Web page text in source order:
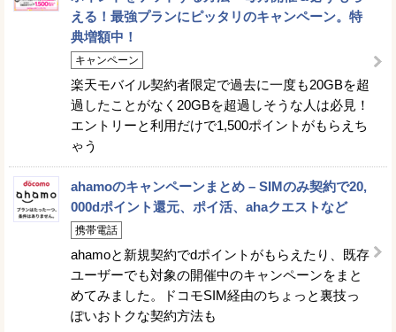
える！最強プランにピッタリのキャンペーン。特
典増額中！
キャンペーン
楽天モバイル契約者限定で過去に一度も20GBを超
過したことがなく20GBを超過しそうな人は必見！
エントリーと利用だけで1,500ポイントがもらえち
ゃう
ahamoのキャンペーンまとめ – SIMのみ契約で20,
000dポイント還元、ポイ活、ahaクエストなど
携帯電話
ahamoと新規契約でdポイントがもらえたり、既存
ユーザーでも対象の開催中のキャンペーンをまと
めてみました。ドコモSIM経由のちょっと裏技っ
ぽいおトクな契約方法も